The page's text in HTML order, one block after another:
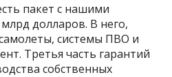
пакет с нашими
долларов. В него,
системы ПВО и
Третья часть гарантий
собственных